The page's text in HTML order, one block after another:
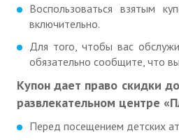
Воспользоваться взятым
включительно.
Для того, чтобы вас
обязательно сообщите, что
Купон дает право скидки
развлекательном центре
Перед посещением детских